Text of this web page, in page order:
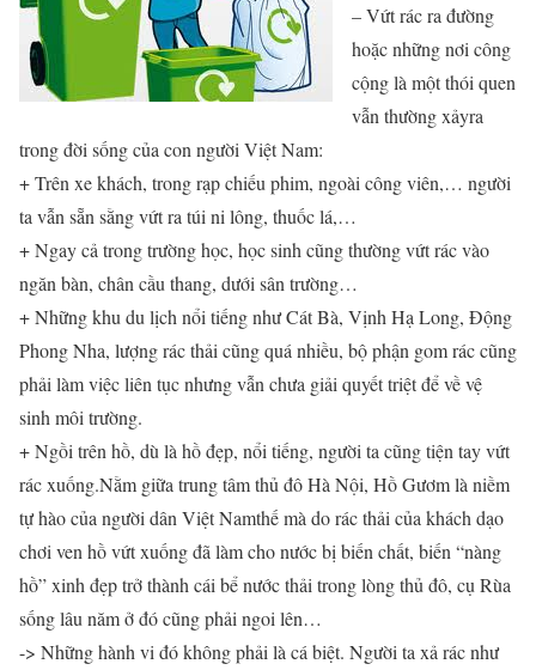
– Vứt rác ra đường
hoặc những nơi công
cộng là một thói quen
vẫn thường xảyra
trong đời sống của con người Việt Nam:
+ Trên xe khách, trong rạp chiếu phim, ngoài công viên,… người
ta vẫn sẵn sằng vứt ra túi ni lông, thuốc lá,…
+ Ngay cả trong trường học, học sinh cũng thường vứt rác vào
ngăn bàn, chân cầu thang, dưới sân trường…
+ Những khu du lịch nổi tiếng như Cát Bà, Vịnh Hạ Long, Động
Phong Nha, lượng rác thải cũng quá nhiều, bộ phận gom rác cũng
phải làm việc liên tục nhưng vẫn chưa giải quyết triệt để về vệ
sinh môi trường.
+ Ngồi trên hồ, dù là hồ đẹp, nổi tiếng, người ta cũng tiện tay vứt
rác xuống.Nằm giữa trung tâm thủ đô Hà Nội, Hồ Gươm là niềm
tự hào của người dân Việt Namthế mà do rác thải của khách dạo
chơi ven hồ vứt xuống đã làm cho nước bị biến chất, biến “nàng
hồ” xinh đẹp trở thành cái bể nước thải trong lòng thủ đô, cụ Rùa
sống lâu năm ở đó cũng phải ngoi lên…
-> Những hành vi đó không phải là cá biệt. Người ta xả rác như